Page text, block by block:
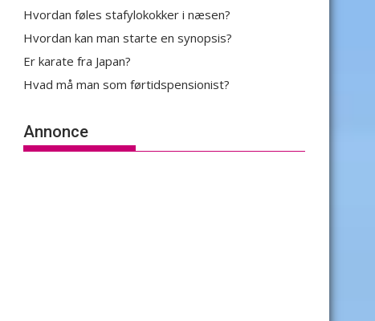
Hvordan føles stafylokokker i næsen?
Hvordan kan man starte en synopsis?
Er karate fra Japan?
Hvad må man som førtidspensionist?
Annonce